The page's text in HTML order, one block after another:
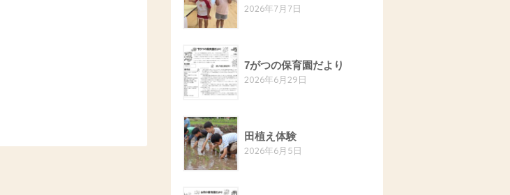
2026年7月7日
7がつの保育園だより
2026年6月29日
田植え体験
2026年6月5日